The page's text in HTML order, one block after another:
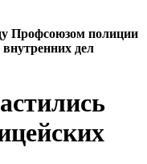
Профсоюзом полиции
дел